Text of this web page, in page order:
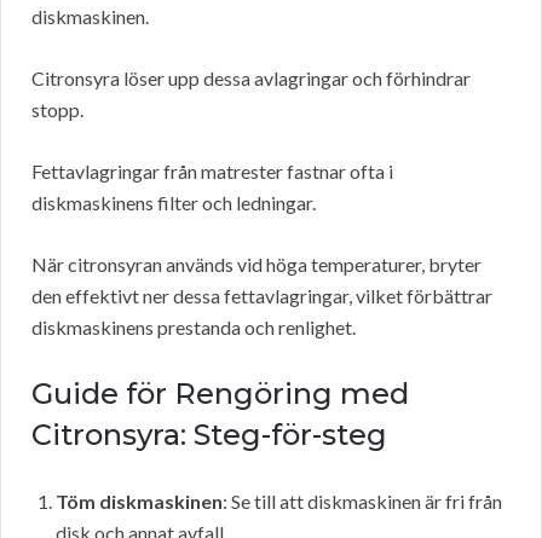
diskmaskinen.
Citronsyra löser upp dessa avlagringar och förhindrar
stopp.
Fettavlagringar från matrester fastnar ofta i
diskmaskinens filter och ledningar.
När citronsyran används vid höga temperaturer, bryter
den effektivt ner dessa fettavlagringar, vilket förbättrar
diskmaskinens prestanda och renlighet.
Guide för Rengöring med
Citronsyra: Steg-för-steg
Töm diskmaskinen: Se till att diskmaskinen är fri från
disk och annat avfall.